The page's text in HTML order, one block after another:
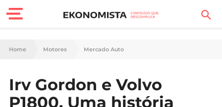
Finanças Pessoais
Carreira
Home Motores Mercado Auto
Irv Gordon e Volvo
P1800. Uma história